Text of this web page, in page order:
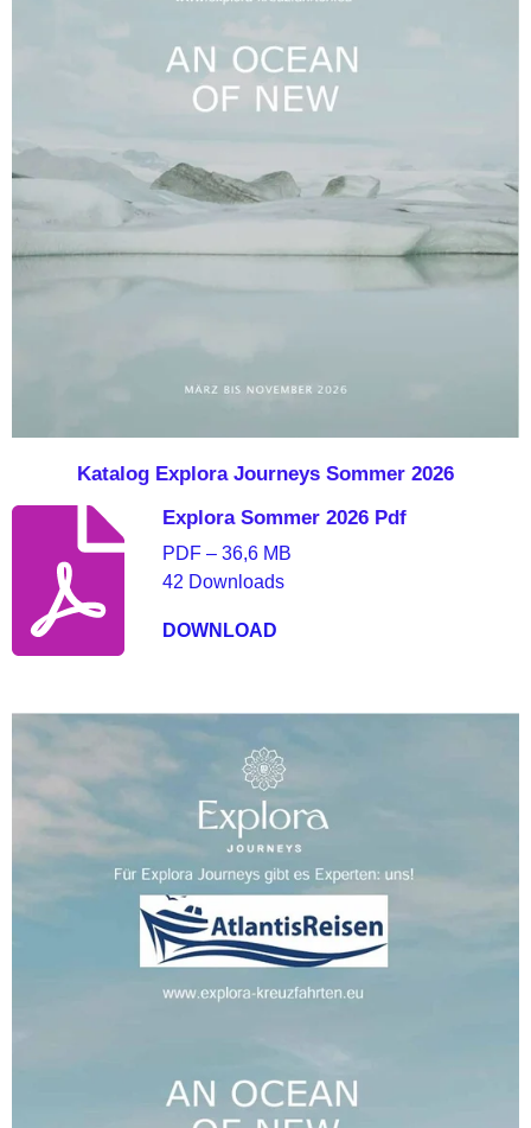
Katalog Explora Journeys Sommer 2026
Explora Sommer 2026 Pdf
PDF – 36,6 MB
42 Downloads
DOWNLOAD